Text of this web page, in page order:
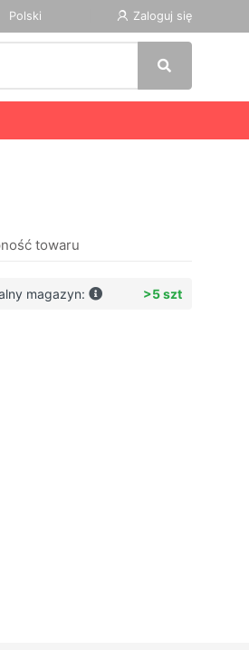
Polski Zaloguj się
towaru
magazyn: >5 szt